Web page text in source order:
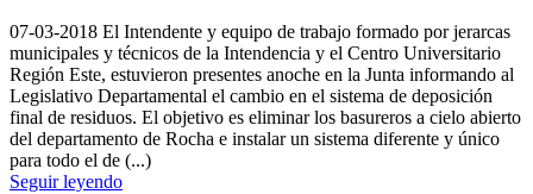
07-03-2018 El Intendente y equipo de trabajo formado por jerarcas
municipales y técnicos de la Intendencia y el Centro Universitario
Región Este, estuvieron presentes anoche en la Junta informando al
Legislativo Departamental el cambio en el sistema de deposición
final de residuos. El objetivo es eliminar los basureros a cielo abierto
del departamento de Rocha e instalar un sistema diferente y único
para todo el de (...)
Seguir leyendo